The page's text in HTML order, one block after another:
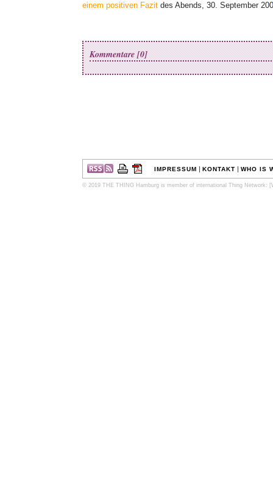
einem positiven Fazit des Abends, 30. September
Kommentare [0]
IMPRESSUM | KONTAKT | WHO IS
© 2019 THE THING Hamburg is member of international Thing Network: